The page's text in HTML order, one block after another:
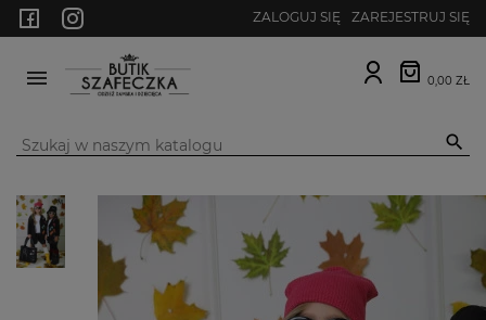
ZALOGUJ SIĘ ZAREJESTRUJ SIĘ

0,00 ZŁ
MENU